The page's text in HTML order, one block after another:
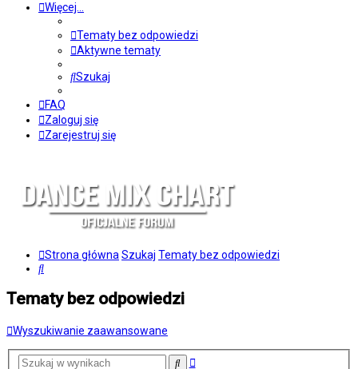
Więcej…
Tematy bez odpowiedzi
Aktywne tematy
Szukaj
FAQ
Zaloguj się
Zarejestruj się
Strona główna Szukaj Tematy bez odpowiedzi
Szukaj
Tematy bez odpowiedzi
Wyszukiwanie zaawansowane
SzukajWyszukiwanie